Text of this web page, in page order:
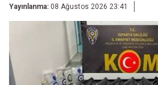
Yayınlanma: 08 Ağustos 2026 23:41